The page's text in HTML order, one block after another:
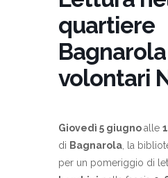
quartiere
volontari
Giovedì 5 giugnoalle
di Bagnarola , la
per un pomeriggio di